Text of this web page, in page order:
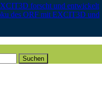
forscht und entwickelt
des ORF mit EXCIT3D und